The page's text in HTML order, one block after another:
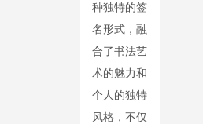
种独特的签
名形式，融
合了书法艺
术的魅力和
个人的独特
风格，不仅